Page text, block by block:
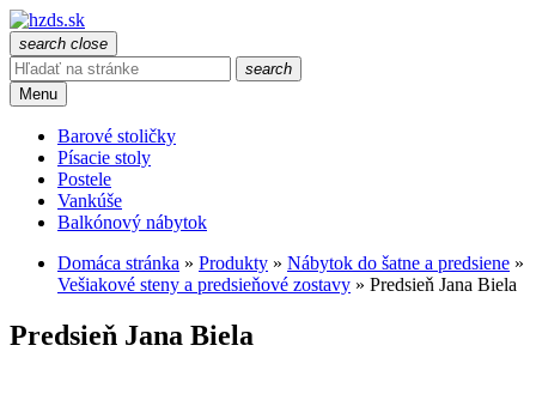
search close
search
Menu
Barové stoličky
Písacie stoly
Postele
Vankúše
Balkónový nábytok
Domáca stránka » Produkty » Nábytok do šatne a predsiene »
Vešiakové steny a predsieňové zostavy » Predsieň Jana Biela
Predsieň Jana Biela